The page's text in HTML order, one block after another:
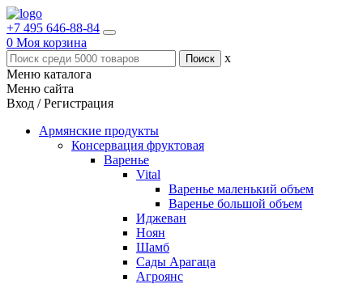
+7 495 646-88-84
0 Моя корзина
x
Меню каталога
Меню сайта
Вход / Регистрация
Армянские продукты
Консервация фруктовая
Варенье
Vital
Варенье маленький объем
Варенье большой объем
Иджеван
Ноян
Шамб
Сады Арагаца
Агроянс